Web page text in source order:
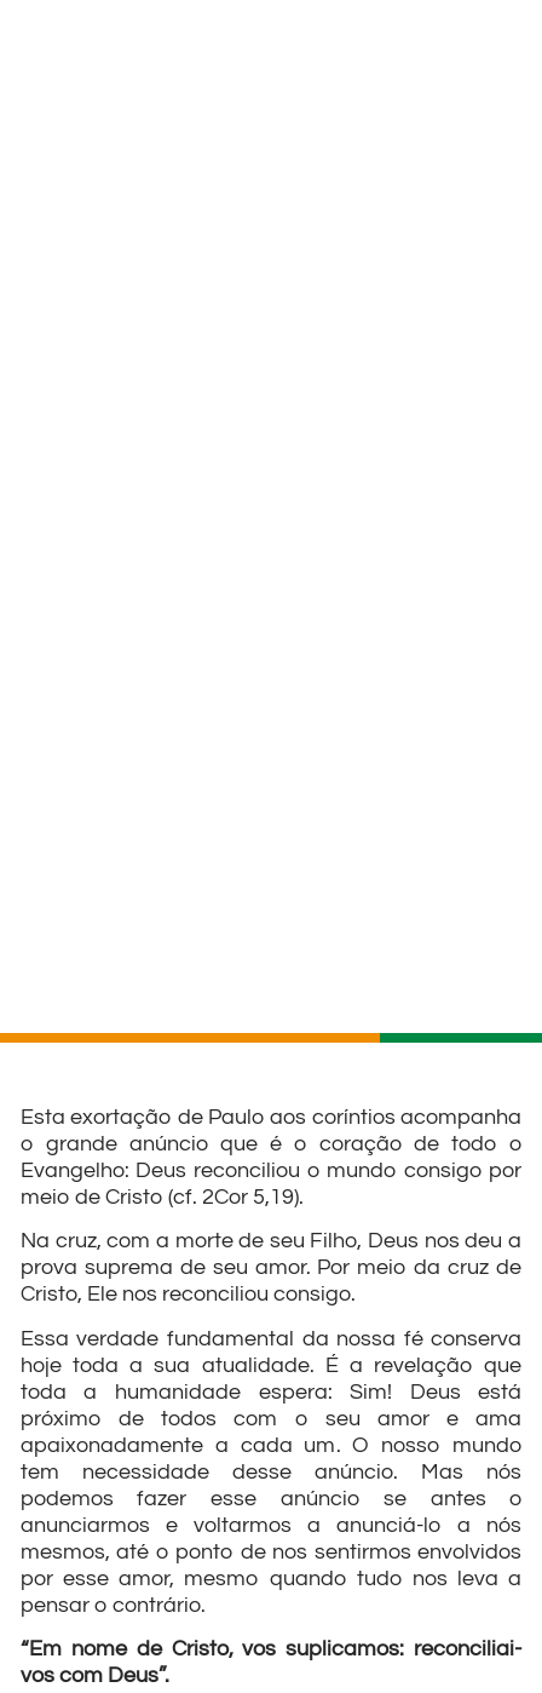
Esta exortação de Paulo aos coríntios acompanha
o grande anúncio que é o coração de todo o
Evangelho: Deus reconciliou o mundo consigo por
meio de Cristo (cf. 2Cor 5,19).
Na cruz, com a morte de seu Filho, Deus nos deu a
prova suprema de seu amor. Por meio da cruz de
Cristo, Ele nos reconciliou consigo.
Essa verdade fundamental da nossa fé conserva
hoje toda a sua atualidade. É a revelação que
toda a humanidade espera: Sim! Deus está
próximo de todos com o seu amor e ama
apaixonadamente a cada um. O nosso mundo
tem necessidade desse anúncio. Mas nós
podemos fazer esse anúncio se antes o
anunciarmos e voltarmos a anunciá-lo a nós
mesmos, até o ponto de nos sentirmos envolvidos
por esse amor, mesmo quando tudo nos leva a
pensar o contrário.
“Em nome de Cristo, vos suplicamos: reconciliai-
vos com Deus”.